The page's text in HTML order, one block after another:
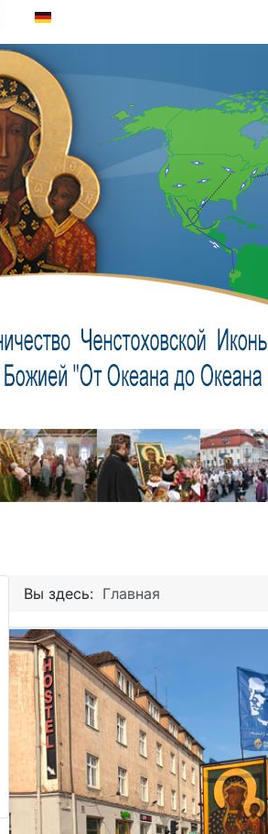
Вы здесь: Главная